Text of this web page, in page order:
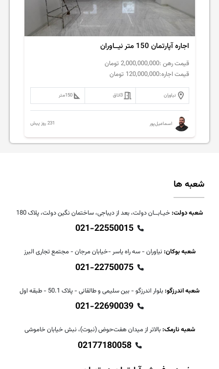
اجاره آپارتمان 150 متر نیــاوران
قیمت رهن :2,000,000,000 تومان
قیمت اجاره:120,000,000 تومان
نیاوران 3اتاق 150متر
اسماعیل‌پور 231 روز پیش
شعبه ها
شعبه دولت: خیـابــان دولت، بعد از دیباجی، ساختمان نگین دولت، پلاک 180
021-22550015
شعبه بوکان: نیاوران - سه راه یاسر -خیابان مرجان - مجتمع تجاری البرز
021-22750075
شعبه اندرزگو: بلوار اندرزگو - بین سلیمی و طالقانی - پلاک 50.1 - طبقه اول
021-22690039
شعبه نارمک: بالاتر از میدان هفت‌حوض (نبوت)، نبش خیابان خاموشی
02177180058